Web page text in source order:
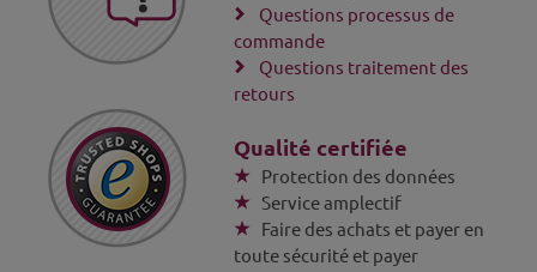
Questions processus de
commande
Questions traitement des
retours
Qualité certifiée
Protection des données
Service amplectif
Faire des achats et payer en
toute sécurité et payer